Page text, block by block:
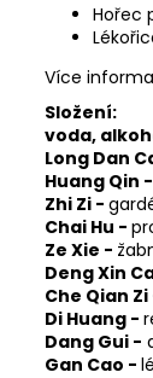
Hořec
Více
Složení:
voda,
Long Dan
Huang Qin -
Zhi Zi -
Chai Hu -
Ze Xie -
Deng Xin
Che Qian Zi
Di Huang -
Dang Gui -
Gan Cao -